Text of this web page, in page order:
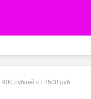
рублей от 3500 руб